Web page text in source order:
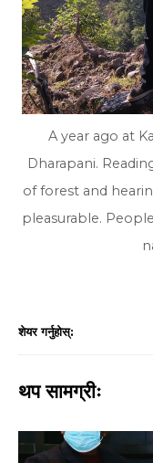
A year ago at
Dharapani.
of forest and
pleasurable.
शेयर गर्नुहोस्:
थप सामग्रीः